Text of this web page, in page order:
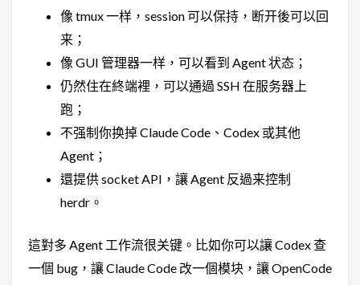
像 tmux 一样，session 可以保持，断开後可以回
来；
像 GUI 管理器一样，可以看到 Agent 状态；
仍然住在終端裡，可以通過 SSH 在服务器上
跑；
不强制你换掉 Claude Code、Codex 或其他
Agent；
還提供 socket API，讓 Agent 反過来控制
herdr。
這對多 Agent 工作流很关键。比如你可以讓 Codex 查
一個 bug，讓 Claude Code 改一個模块，讓 OpenCode